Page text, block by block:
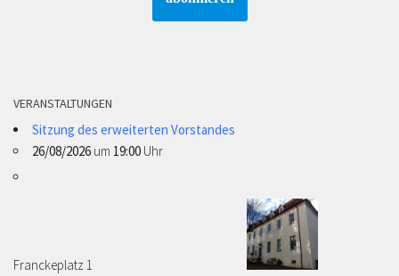
VERANSTALTUNGEN
Sitzung des erweiterten Vorstandes
26/08/2026 um 19:00 Uhr
Franckeplatz 1 ­­­­